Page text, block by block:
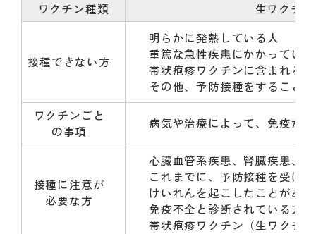
ワクチン種類 生ワクチン
接種できない方
明らかに発熱している人
重篤な急性疾患にかかってい
帯状疱疹ワクチンに含まれる
その他、予防接種をすること
ワクチンごと
の事項
病気や治療によって、免疫が
接種に注意が
必要な方
心臓血管系疾患、腎臓疾患、
これまでに、予防接種を受け
けいれんを起こしたことがあ
免疫不全と診断されている方
帯状疱疹ワクチン（生ワクチ